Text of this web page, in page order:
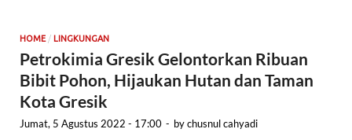
HOME / LINGKUNGAN
Petrokimia Gresik Gelontorkan Ribuan
Bibit Pohon, Hijaukan Hutan dan Taman
Kota Gresik
Jumat, 5 Agustus 2022 - 17:00 - bychusnul cahyadi